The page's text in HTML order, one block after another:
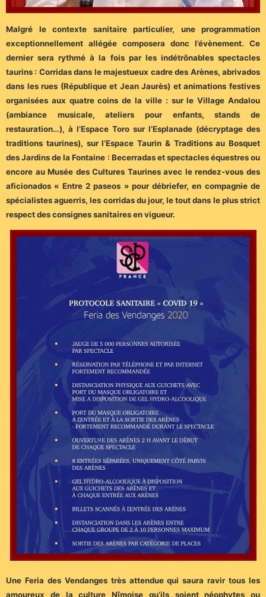
Malgré le contexte sanitaire particulier, une programmation
exceptionnellement allégée composera donc l’évènement. Ce
dernier sera rythmé à la fois par les indétrônables spectacles
taurins : Corridas dans le majestueux cadre des Arènes, abrivados
dans les rues (République et Jean Jaurès) et animations festives
organisées aux quatre coins de la ville : sur le Village Andalou
(ambiance musicale, ateliers pour enfants, stands de
restauration…), à l’Espace Toro sur l’Esplanade (décryptage des
traditions taurines), sur l’Espace Taurin & Traditions au Bosquet
des Jardins de la Fontaine : Becerradas et spectacles équestres ou
encore au Musée des Cultures Taurines avec le rendez-vous des
aficionados « Entre 2 paseos » pour débriefer, en compagnie de
spécialistes aguerris, les corridas du jour, le tout dans le plus strict
respect des consignes sanitaires en vigueur.
Une Feria des Vendanges très attendue qui saura ravir tous les
amoureux de la culture Nîmoise qu’ils soient néophytes ou